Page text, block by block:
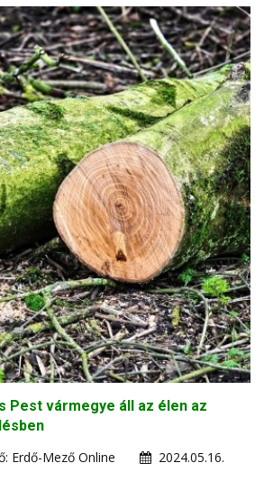
Pest vármegye áll az élen az
Erdő-Mező Online
2024.05.16.